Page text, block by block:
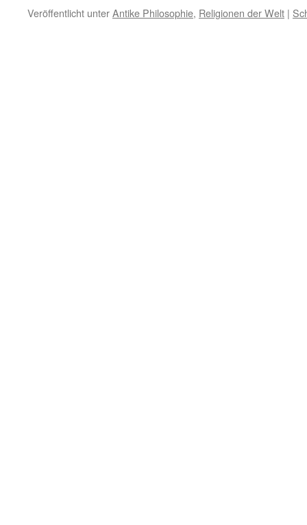
Veröffentlicht unterAntike Philosophie, Religionen der Welt |